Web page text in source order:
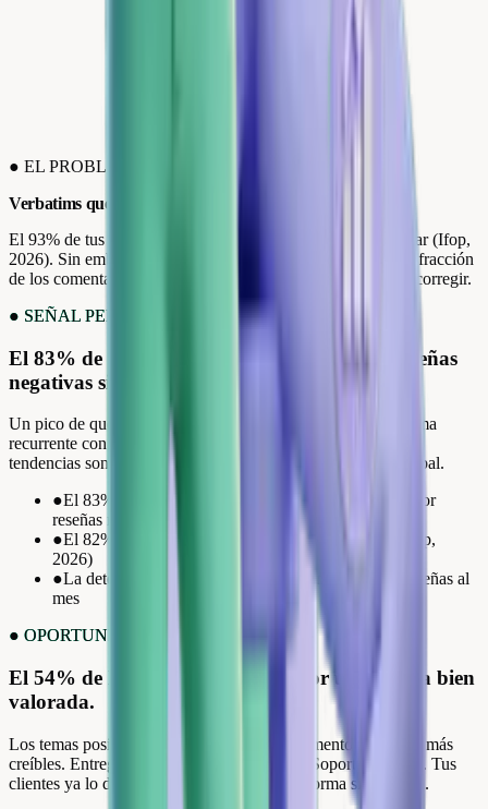
● EL PROBLEMA
Verbatims que van directo a la papelera.
El 93% de tus clientes consultan las reseñas antes de comprar (Ifop,
2026). Sin embargo, la mayoría de los equipos solo lee una fracción
de los comentarios recibidos. Lo que no se lee no se puede corregir.
● SEÑAL PERDIDA
El 83% de los compradores abandona por reseñas
negativas sin respuesta.
Un pico de quejas sobre la entrega en diciembre. Un problema
recurrente con el embalaje. Sin análisis automatizado, estas
tendencias son invisibles hasta que afectan tu valoración global.
●El 83% de los compradores abandonó una compra por
reseñas negativas (Ifop, 2026)
●El 82% evitó una marca por sus reseñas en línea (Ifop,
2026)
●La detección manual es imposible con más de 50 reseñas al
mes
● OPORTUNIDAD OCULTA
El 54% de los clientes paga más por una marca bien
valorada.
Los temas positivos recurrentes son tus argumentos de venta más
creíbles. Entrega rápida. Embalaje cuidado. Soporte reactivo. Tus
clientes ya lo dicen. Solo hay que leerlo de forma sistemática.